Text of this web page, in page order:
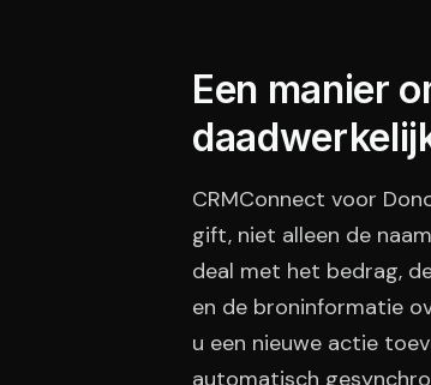
Een manier
CRMConnect voor
gift, niet alleen de
deal met het bedrag,
en de broninformatie
u een nieuwe actie
automatisch